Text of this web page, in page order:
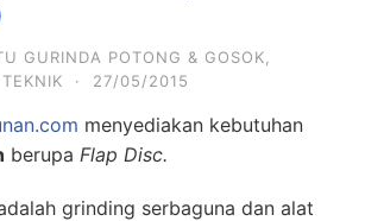
GURINDA POTONG & GOSOK
· 27/05/2015
menyediakan kebutuhan
berupa Flap Disc.
grinding serbaguna dan alat